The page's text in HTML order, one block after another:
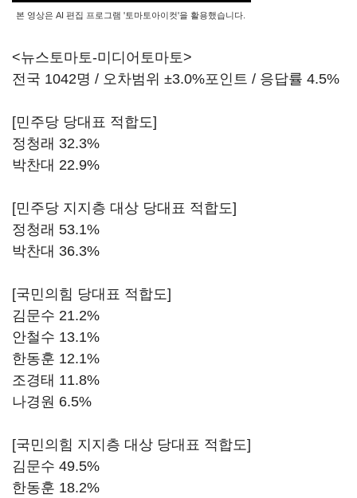
본 영상은 AI 편집 프로그램 '토마토아이컷'을 활용했습니다.
<뉴스토마토-미디어토마토>
전국 1042명 / 오차범위 ±3.0%포인트 / 응답률 4.5%
[민주당 당대표 적합도]
정청래 32.3%
박찬대 22.9%
[민주당 지지층 대상 당대표 적합도]
정청래 53.1%
박찬대 36.3%
[국민의힘 당대표 적합도]
김문수 21.2%
안철수 13.1%
한동훈 12.1%
조경태 11.8%
나경원 6.5%
[국민의힘 지지층 대상 당대표 적합도]
김문수 49.5%
한동훈 18.2%